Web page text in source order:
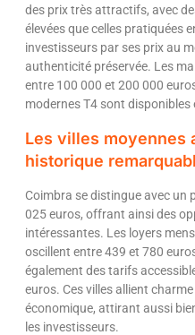
des prix très attractifs, avec
élevées que celles pratiquées
investisseurs par ses prix au
authenticité préservée. Les
entre 100 000 et 200 000
modernes T4 sont
Les villes moyennes
historique
Coimbra se distingue avec un
025 euros, offrant ainsi des
intéressantes. Les loyers
oscillent entre 439 et 780
également des tarifs
euros. Ces villes allient
économique, attirant aussi
les investisseurs.